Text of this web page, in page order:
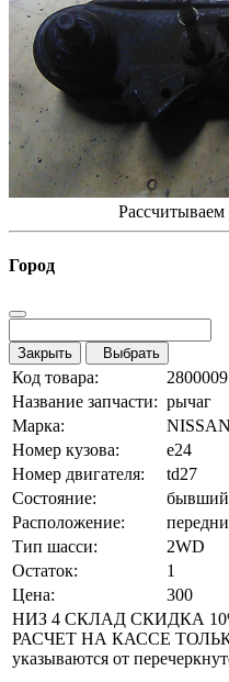
Рассчитываем
Город
Закрыть Выбрать
Код товара:
Название запчасти: рычаг
Марка:
Номер кузова:
e24
Номер двигателя:
td27
Состояние:
бывший
Расположение:
Тип шасси:
2WD
Остаток:
1
Цена:
300
НИЗ 4 СКЛАД СКИДКА
РАСЧЕТ НА КАССЕ
указываются от